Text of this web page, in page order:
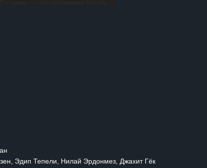
Эдип Тепели, Нилай Эрдонмез, Джахит Гёк